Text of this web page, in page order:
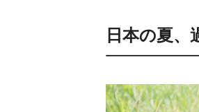
日本の夏、